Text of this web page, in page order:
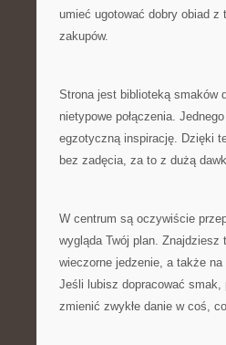
umieć ugotować dobry obiad
zakupów.
Strona jest biblioteką smaków
nietypowe połączenia.
egzotyczną inspirację. Dzięki
bez zadęcia, za to z dużą
W centrum są oczywiście
wygląda Twój plan. Znajdziesz
wieczorne jedzenie, a także
Jeśli lubisz dopracować
zmienić zwykłe danie w coś,